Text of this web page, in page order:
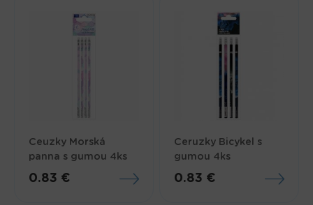
Ceuzky Morská
panna s gumou 4ks
0.83 €
Ceruzky Bicykel s
gumou 4ks
0.83 €